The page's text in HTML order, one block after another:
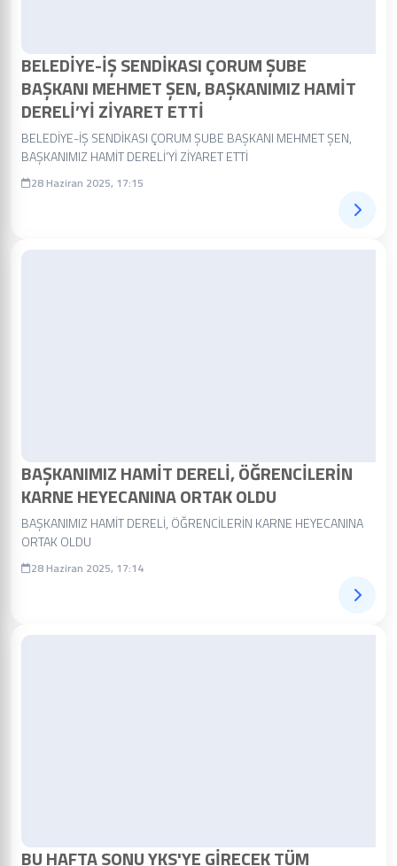
BELEDİYE-İŞ SENDİKASI ÇORUM ŞUBE
BAŞKANI MEHMET ŞEN, BAŞKANIMIZ HAMİT
DERELİ’Yİ ZİYARET ETTİ
BELEDİYE-İŞ SENDİKASI ÇORUM ŞUBE BAŞKANI MEHMET ŞEN,
BAŞKANIMIZ HAMİT DERELİ’Yİ ZİYARET ETTİ
28 Haziran 2025, 17:15
BAŞKANIMIZ HAMİT DERELİ, ÖĞRENCİLERİN
KARNE HEYECANINA ORTAK OLDU
BAŞKANIMIZ HAMİT DERELİ, ÖĞRENCİLERİN KARNE HEYECANINA
ORTAK OLDU
28 Haziran 2025, 17:14
BU HAFTA SONU YKS'YE GİRECEK TÜM